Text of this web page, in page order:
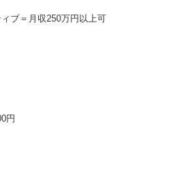
も用意しております！
ブ＝月収250万円以上可
円